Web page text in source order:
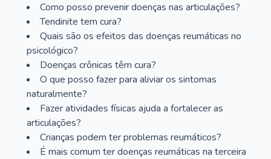
Como posso prevenir doenças nas articulações?
Tendinite tem cura?
Quais são os efeitos das doenças reumáticas no
psicológico?
Doenças crônicas têm cura?
O que posso fazer para aliviar os sintomas
naturalmente?
Fazer atividades físicas ajuda a fortalecer as
articulações?
Crianças podem ter problemas reumáticos?
É mais comum ter doenças reumáticas na terceira